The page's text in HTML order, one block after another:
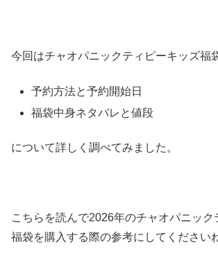
今回はチャオパニックティピーキッズ福
予約方法と予約開始日
福袋中身ネタバレと値段
について詳しく調べてみました。
こちらを読んで2026年のチャオパニック
福袋を購入する際の参考にしてください